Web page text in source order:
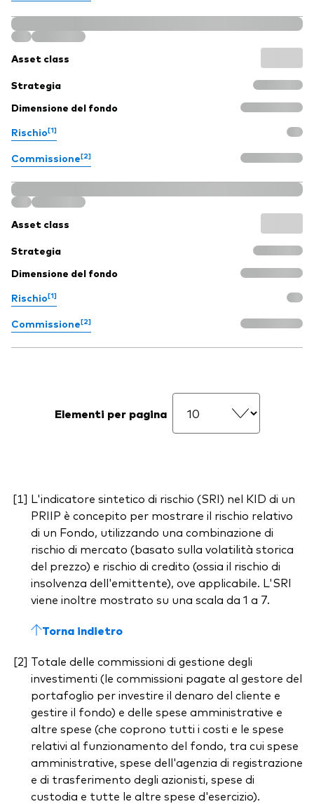
Asset class
Strategia
Dimensione del fondo
Rischio[1]
Commissione[2]
Asset class
Strategia
Dimensione del fondo
Rischio[1]
Commissione[2]
Elementi per pagina
L'indicatore sintetico di rischio (SRI) nel KID di un
PRIIP è concepito per mostrare il rischio relativo
di un Fondo, utilizzando una combinazione di
rischio di mercato (basato sulla volatilità storica
del prezzo) e rischio di credito (ossia il rischio di
insolvenza dell'emittente), ove applicabile. L'SRI
viene inoltre mostrato su una scala da 1 a 7.
Torna indietro
Totale delle commissioni di gestione degli
investimenti (le commissioni pagate al gestore del
portafoglio per investire il denaro del cliente e
gestire il fondo) e delle spese amministrative e
altre spese (che coprono tutti i costi e le spese
relativi al funzionamento del fondo, tra cui spese
amministrative, spese dell'agenzia di registrazione
e di trasferimento degli azionisti, spese di
custodia e tutte le altre spese d'esercizio).